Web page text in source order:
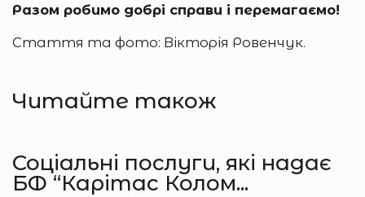
Разом робимо добрі справи і перемагаємо!
Стаття та фото: Вікторія Ровенчук.
Читайте також
Соціальні послуги, які надає
БФ “Карітас Колом...